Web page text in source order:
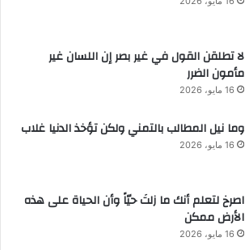
لا تطلقن القول في غير بصر إن اللسان غير
مأمون الضرر
16 مايو، 2026
وما نيل المطالب بالتمني ولكن تؤخذ الدنيا غلاب
16 مايو، 2026
‫اصرخ لتعلم أنك ما زلتَ حيّاً وأن الحياة على هذه
الأرض ممكن
16 مايو، 2026